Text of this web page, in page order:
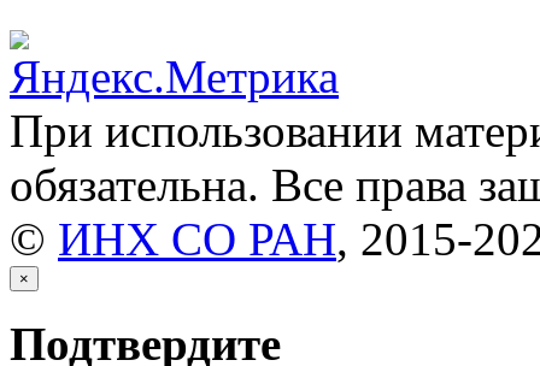
Краткие сообщения
Хроника (29)
Дискуссии (1)
Письма в редакцию
При использовании
обязательна. Все права
© ИНХ СО РАН, 2015-
×
Подтвердите